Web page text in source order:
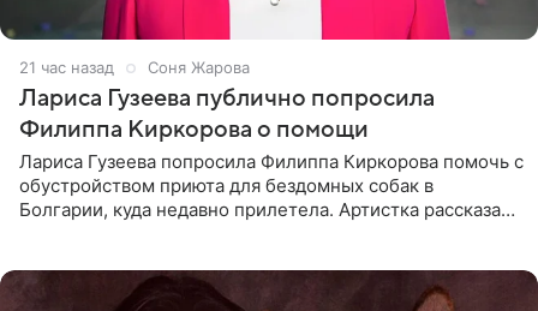
21 час назад Соня Жарова
Лариса Гузеева публично попросила
Филиппа Киркорова о помощи
Лариса Гузеева попросила Филиппа Киркорова помочь с
обустройством приюта для бездомных собак в
Болгарии, куда недавно прилетела. Артистка рассказала